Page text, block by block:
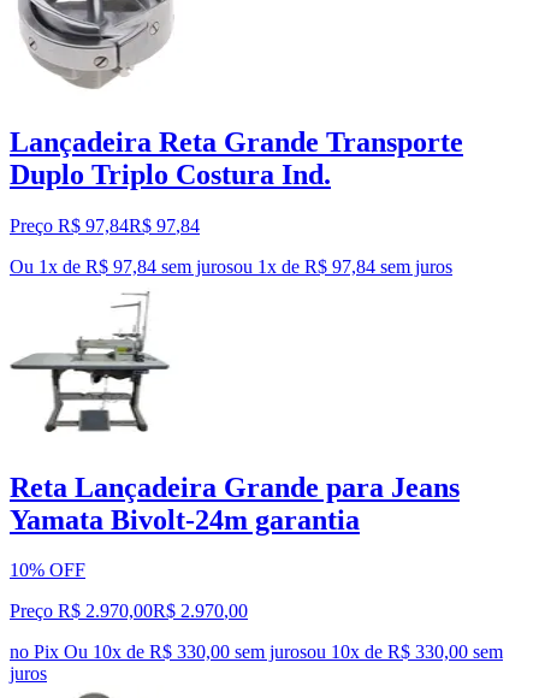
Lançadeira Reta Grande Transporte
Duplo Triplo Costura Ind.
Preço R$ 97,84R$ 97,84
Ou 1x de R$ 97,84 sem jurosou 1x de R$ 97,84 sem juros
Reta Lançadeira Grande para Jeans
Yamata Bivolt-24m garantia
10% OFF
Preço R$ 2.970,00R$ 2.970,00
no Pix Ou 10x de R$ 330,00 sem jurosou 10x de R$ 330,00 sem
juros